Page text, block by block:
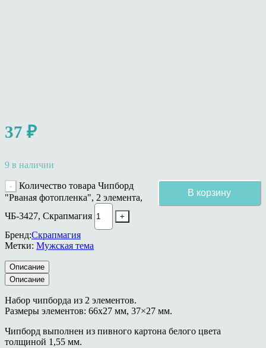
37 ₽
9 в наличии
Количество товара Чипборд
"Рваная фотопленка", 2 элемента,
ЧБ-3427, Скрапмагия
В корзину
Бренд:Скрапмагия
Метки: Мужская тема
Описание
Описание
Набор чипборда из 2 элементов.
Размеры элементов: 66х27 мм, 37×27 мм.
Чипборд выполнен из пивного картона белого цвета
толщиной 1,55 мм.